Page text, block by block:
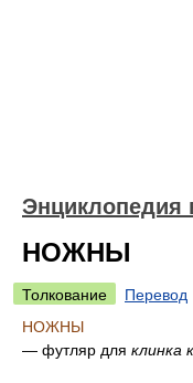
Энциклопедия
НОЖНЫ
Толкование
Перевод
НОЖНЫ
— футляр для клинка